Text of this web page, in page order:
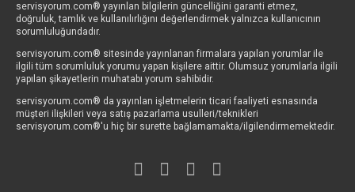
servisyorum.com® yayınlan bilgilerin güncelliğini garanti etmez,
doğruluk, tamlık ve kullanılırlığını değerlendirmek yalnızca kullanıcının
sorumluluğundadır.
servisyorum.com® sitesinde yayınlanan firmalara yapılan yorumlar ile
ilgili tüm sorumluluk yorumu yapan kişilere aittir. Olumsuz yorumlarla ilgili
yapılan şikayetlerin muhatabı yorum sahibidir.
servisyorum.com® da yayınlan işletmelerin ticari faaliyeti esnasında
müşteri ilişkileri veya satış pazarlama usulleri/teknikleri
servisyorum.com®'u hiç bir surette bağlamamakta/ilgilendirmemektedir.